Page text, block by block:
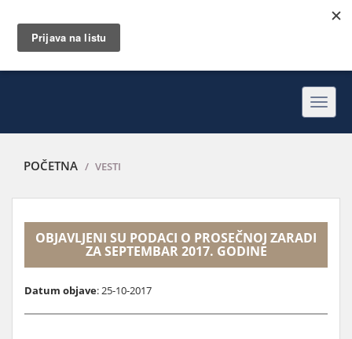
POČETNA VESTI
OBJAVLJENI SU PODACI O PROSEČNOJ ZARADI
ZA SEPTEMBAR 2017. GODINE
Datum objave: 25-10-2017